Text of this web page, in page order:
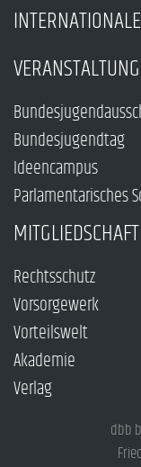
Bundesjugendtag
Ideencampus
Parlamentarisches
Rechtsschutz
Vorsorgewerk
Vorteilswelt
Akademie
Verlag
dbb